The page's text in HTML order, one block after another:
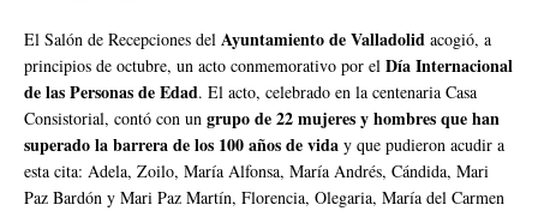
El Salón de Recepciones del Ayuntamiento de Valladolid acogió, a
principios de octubre, un acto conmemorativo por el Día Internacional
de las Personas de Edad. El acto, celebrado en la centenaria Casa
Consistorial, contó con un grupo de 22 mujeres y hombres que han
superado la barrera de los 100 años de vida y que pudieron acudir a
esta cita: Adela, Zoilo, María Alfonsa, María Andrés, Cándida, Mari
Paz Bardón y Mari Paz Martín, Florencia, Olegaria, María del Carmen